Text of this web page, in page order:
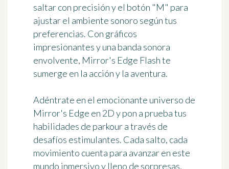
saltar con precisión y el botón "M" para
ajustar el ambiente sonoro según tus
preferencias. Con gráficos
impresionantes y una banda sonora
envolvente, Mirror's Edge Flash te
sumerge en la acción y la aventura.
Adéntrate en el emocionante universo de
Mirror's Edge en 2D y pon a prueba tus
habilidades de parkour a través de
desafíos estimulantes. Cada salto, cada
movimiento cuenta para avanzar en este
mundo inmersivo y lleno de sorpresas.